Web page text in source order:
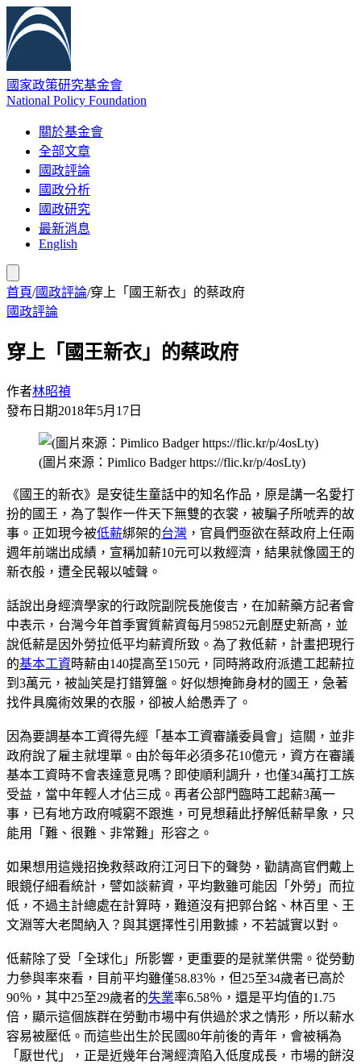
國家政策研究基金會
National Policy Foundation
關於基金會
全部文章
國政評論
國政分析
國政研究
最新消息
English
首頁/國政評論/穿上「國王新衣」的蔡政府
國政評論
穿上「國王新衣」的蔡政府
作者林昭禎
發布日期2018年5月17日
(圖片來源：Pimlico Badger https://flic.kr/p/4osLty)
《國王的新衣》是安徒生童話中的知名作品，原是講一名愛打
扮的國王，為了製作一件天下無雙的衣裳，被騙子所唬弄的故
事。正如現今被低薪綁架的台灣 ，官員們亟欲在蔡政府上任兩
週年前端出成績，宣稱加薪10元可以救經濟，結果就像國王的
新衣般，遭全民報以噓聲。
話說出身經濟學家的行政院副院長施俊吉，在加薪藥方記者會
中表示，台灣今年首季實質薪資每月59852元創歷史新高，並
說低薪是因外勞拉低平均薪資所致。為了救低薪，計畫把現行
的基本工資時薪由140提高至150元，同時將政府派遣工起薪拉
到3萬元，被訕笑是打錯算盤。好似想掩飾身材的國王，急著
找件具魔術效果的衣服，卻被人給愚弄了。
因為要調基本工資得先經「基本工資審議委員會」這關，並非
政府說了雇主就埋單。由於每年必須多花10億元，資方在審議
基本工資時不會表達意見嗎？即使順利調升，也僅34萬打工族
受益，當中年輕人才佔三成。再者公部門臨時工起薪3萬一
事，已有地方政府喊窮不跟進，可見想藉此抒解低薪旱象，只
能用「難、很難、非常難」形容之。
如果想用這幾招挽救蔡政府江河日下的聲勢，勸請高官們戴上
眼鏡仔細看統計，譬如談薪資，平均數雖可能因「外勞」而拉
低，不過主計總處在計算時，難道沒有把郭台銘、林百里、王
文淵等大老闆納入？與其選擇性引用數據，不若誠實以對。
低薪除了受「全球化」所影響，更重要的是就業供需。從勞動
力參與率來看，目前平均雖僅58.83％，但25至34歲者已高於
90％，其中25至29歲者的失業率6.58％，還是平均值的1.75
倍，顯示這個族群在勞動市場中有供過於求之情形，所以薪水
容易被壓低。而這些出生於民國80年前後的青年，會被稱為
「厭世代」，正是近幾年台灣經濟陷入低度成長，市場的餅沒